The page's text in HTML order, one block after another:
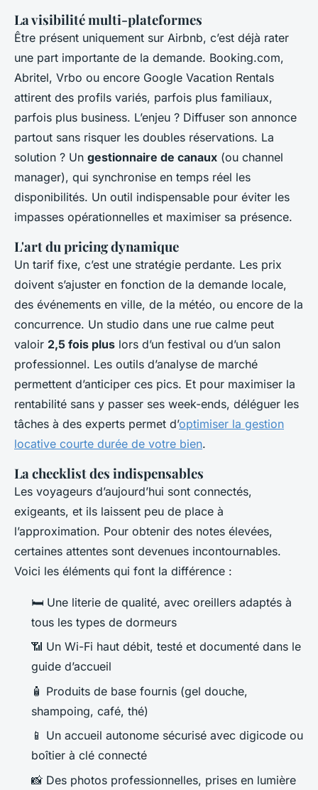
La visibilité multi-plateformes
Être présent uniquement sur Airbnb, c’est déjà rater
une part importante de la demande. Booking.com,
Abritel, Vrbo ou encore Google Vacation Rentals
attirent des profils variés, parfois plus familiaux,
parfois plus business. L’enjeu ? Diffuser son annonce
partout sans risquer les doubles réservations. La
solution ? Un gestionnaire de canaux (ou channel
manager), qui synchronise en temps réel les
disponibilités. Un outil indispensable pour éviter les
impasses opérationnelles et maximiser sa présence.
L'art du pricing dynamique
Un tarif fixe, c’est une stratégie perdante. Les prix
doivent s’ajuster en fonction de la demande locale,
des événements en ville, de la météo, ou encore de la
concurrence. Un studio dans une rue calme peut
valoir 2,5 fois plus lors d’un festival ou d’un salon
professionnel. Les outils d’analyse de marché
permettent d’anticiper ces pics. Et pour maximiser la
rentabilité sans y passer ses week-ends, déléguer les
tâches à des experts permet d’optimiser la gestion
locative courte durée de votre bien.
La checklist des indispensables
Les voyageurs d’aujourd’hui sont connectés,
exigeants, et ils laissent peu de place à
l’approximation. Pour obtenir des notes élevées,
certaines attentes sont devenues incontournables.
Voici les éléments qui font la différence :
🛏️ Une literie de qualité, avec oreillers adaptés à
tous les types de dormeurs
📶 Un Wi-Fi haut débit, testé et documenté dans le
guide d’accueil
🧴 Produits de base fournis (gel douche,
shampoing, café, thé)
📱 Un accueil autonome sécurisé avec digicode ou
boîtier à clé connecté
📸 Des photos professionnelles, prises en lumière